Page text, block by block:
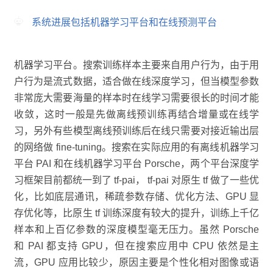
系统进展包括机器学习平台和在线预测平台
机器学习平台。搜索训练样本主要来自用户行为，由于用
户行为是流式数据，适合做在线深度学习，但当模型参数
非常庞大需要海量的样本时在线学习需要很长的时间才能
收敛，这时一般是先做离线预训练再结合增量或在线学
习，另外有些模型离线预训练后在线只需要对接近输出层
的网络做 fine-tuning。搜索在实际应用的有离线机器学习
平台 PAI 和在线机器学习平台 Porsche，两个平台深度学
习框架目前都统一到了 tf-pai， tf-pai 对原生 tf 做了一些优
化，比如底层通讯，稀疏参数存储、优化方法、GPU 显
存优化等，比原生 tf 训练深度有较大的提升，训练上千亿
样本和上百亿参数的深度模型毫无压力。虽然 Porsche
和 PAI 都支持 GPU，但在搜索应用中 CPU 依然是主
流，GPU 应用比较少，原因主要是个性化相对图像或语